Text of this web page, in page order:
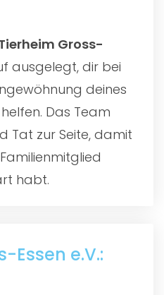
Gross-
ausgelegt, dir bei
deines
Das Team
Tat zur Seite, damit
habt.
Essen e.V.: